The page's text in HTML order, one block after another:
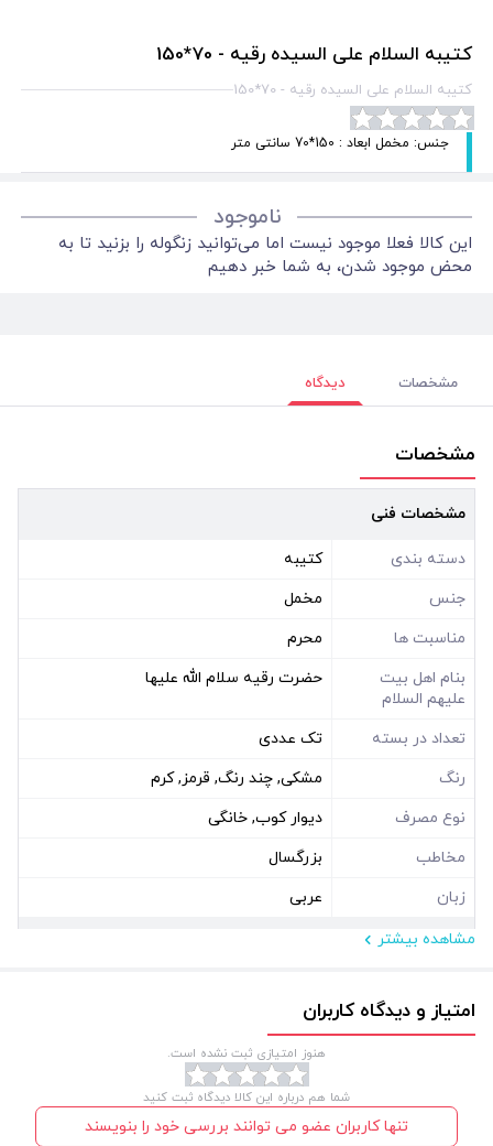
کتیبه السلام علی السیده رقیه - 70*150
کتیبه السلام علی السیده رقیه - 70*150
جنس: مخمل ابعاد : 150*70 سانتی متر
ناموجود
این کالا فعلا موجود نیست اما می‌توانید زنگوله را بزنید تا به
محض موجود شدن، به شما خبر دهیم
مشخصات دیدگاه
مشخصات
مشخصات فنی
دسته بندی
کتیبه
جنس
مخمل
مناسبت ها
محرم
بنام اهل بیت
علیهم السلام
حضرت رقیه سلام الله علیها
تعداد در بسته
تک عددی
رنگ
مشکی, چند رنگ, قرمز, کرم
نوع مصرف
دیوار کوب, خانگی
مخاطب
بزرگسال
زبان
عربی
مشخصات فیزیکی
مستطیل افقی
مشاهده بیشتر
امتیاز و دیدگاه کاربران
هنوز امتیازی ثبت نشده است.
شما هم درباره این کالا دیدگاه ثبت کنید
تنها کاربران عضو می توانند بررسی خود را بنویسند